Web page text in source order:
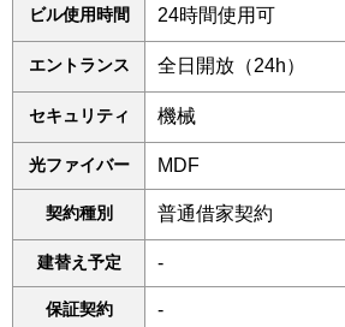
ビル使用時間 24時間使用可
エントランス 全日開放（24h）
セキュリティ 機械
光ファイバー MDF
契約種別 普通借家契約
建替え予定 -
保証契約 -